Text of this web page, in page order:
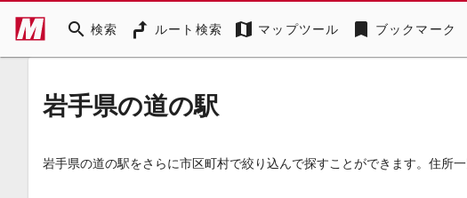
search 検索 ルート検索 map マップツール bookmark ブックマーク
岩手県の道の駅
岩手県の道の駅をさらに市区町村で絞り込んで探すことができます。住所